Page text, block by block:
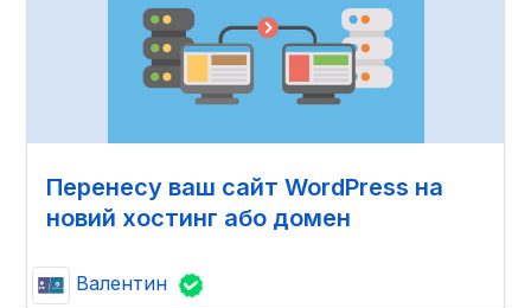
Перенесу ваш сайт WordPress на
новий хостинг або домен
Валентин